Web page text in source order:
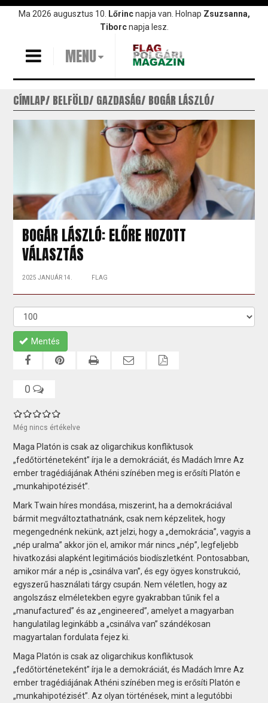
UgrásMa 2026 augusztus 10. Lőrincnapja van. Holnap Zsuzsanna,
Tiborcnapja lesz.
MENU
CÍMLAP BELFÖLD GAZDASÁG BOGÁR LÁSZLÓ
BOGÁR LÁSZLÓ: ELŐRE HOZOTT
VÁLASZTÁS
2025 JANUÁR 14. FLAG
Mentés
0
Még nincs értékelve
Maga Platón is csak az oligarchikus konfliktusok
„fedőtörténeteként” írja le a demokráciát, és Madách Imre Az
ember tragédiájának Athéni színében meg is erősíti Platón e
„munkahipotézisét”.
Mark Twain híres mondása, miszerint, ha a demokráciával
bármit megváltoztathatnánk, csak nem képzelitek, hogy
megengednénk nekünk, azt jelzi, hogy a „demokrácia”, vagyis a
„nép uralma” akkor jön el, amikor már nincs „nép”, legfeljebb
hivatkozási alapként legitimációs biodíszletként. Pontosabban,
amikor már a nép is „csinálva van”, és egy ögyes konstrukció,
egyszerű használati tárgy csupán. Nem véletlen, hogy az
angolszász elméletekben egyre gyakrabban tűnik fel a
„manufactured” és az „engineered”, amelyet a magyarban
hangulatilag leginkább a „csinálva van” szándékosan
magyartalan fordulata fejez ki.
Maga Platón is csak az oligarchikus konfliktusok
„fedőtörténeteként” írja le a demokráciát, és Madách Imre Az
ember tragédiájának Athéni színében meg is erősíti Platón e
„munkahipotézisét”. Az olyan történések, mint a legutóbbi